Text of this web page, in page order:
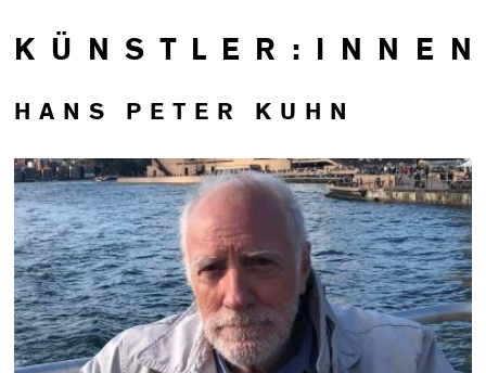
K Ü N S T L E R : I N N E N
HANS PETER KUHN